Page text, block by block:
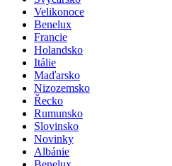
Velikonoce
Benelux
Francie
Holandsko
Itálie
Maďarsko
Nizozemsko
Řecko
Rumunsko
Slovinsko
Novinky
Albánie